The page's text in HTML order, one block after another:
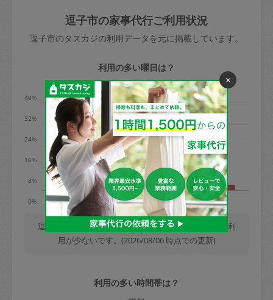
依頼者不在による当日キャンセル＝依頼
金額の100%＋交通費全額
※例：依頼日時／土曜日午前9時開始の場
合、水曜日午前9時以降はキャンセル料が
発生
水曜日9時〜金曜日9時まで＝依頼料金の
50%
金曜日9時～土曜日8時まで＝依頼金額の
100%
土曜日8時〜実施時間＝依頼金額の100%
＋交通費全額
依頼者不在による当日キャンセル＝依頼
金額の100%＋交通費全額
定期契約をキャンセルする場合、毎週定
きた場合は損害保険の対象外となるので
ご注意ください。
玉、など
あわせてこちらも参照ください：初めて
はありますか？
逗子市の家事代行ご利用状況
逗子市のタスカジの利用データを元に掲載しています。
利用の多い曜日は？
0%
8%
16%
24%
32%
40%
月 火 木 金 日
逗子市では、毎週木曜日の利用が最も多く、日曜日の利
用が少ないです。(2026/08/06 時点での更新)
利用の多い時間帯は？
×